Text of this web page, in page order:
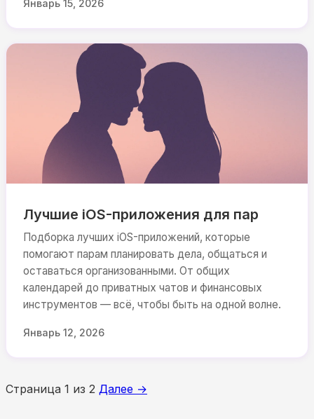
Январь 15, 2026
Лучшие iOS-приложения для пар
Подборка лучших iOS-приложений, которые
помогают парам планировать дела, общаться и
оставаться организованными. От общих
календарей до приватных чатов и финансовых
инструментов — всё, чтобы быть на одной волне.
Январь 12, 2026
Страница 1 из 2 Далее →